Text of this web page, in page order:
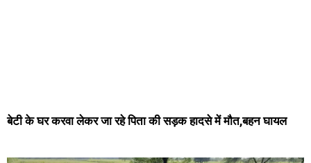
बेटी के घर करवा लेकर जा रहे पिता की सड़क हादसे में मौत,बहन घायल